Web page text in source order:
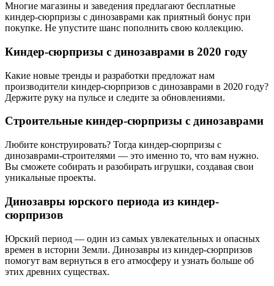
Многие магазины и заведения предлагают бесплатные
киндер-сюрпризы с динозаврами как приятный бонус при
покупке. Не упустите шанс пополнить свою коллекцию.
Киндер-сюрпризы с динозаврами в 2020 году
Какие новые тренды и разработки предложат нам
производители киндер-сюрпризов с динозаврами в 2020 году?
Держите руку на пульсе и следите за обновлениями.
Строительные киндер-сюрпризы с динозаврами
Любите конструировать? Тогда киндер-сюрпризы с
динозаврами-строителями — это именно то, что вам нужно.
Вы сможете собирать и разобирать игрушки, создавая свои
уникальные проекты.
Динозавры юрского периода из киндер-
сюрпризов
Юрский период — один из самых увлекательных и опасных
времен в истории Земли. Динозавры из киндер-сюрпризов
помогут вам вернуться в его атмосферу и узнать больше об
этих древних существах.